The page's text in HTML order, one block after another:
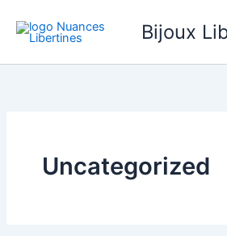
contenu
Bijoux
Uncategorized